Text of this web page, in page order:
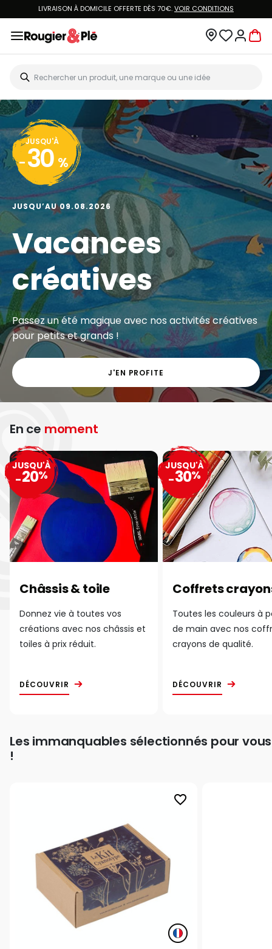
LIVRAISON À DOMICILE OFFERTE DÈS 70€.VOIR CONDITIONS
JUSQU'À
- 30 %
JUSQU’AU 09.08.2026
Vacances
créatives
Passez un été magique avec nos activités créatives
pour petits et grands !
J'EN PROFITE
En ce moment
Châssis & toile
Donnez vie à toutes vos
créations avec nos châssis et
toiles à prix réduit.
DÉCOUVRIR
JUSQU'À
-20%
Coffrets
Toutes les couleurs à
de main avec nos
crayons de qualité.
DÉCOUVRIR
JUSQU'À
-30%
Les immanquables sélectionnés pour vous
!
favorite_border